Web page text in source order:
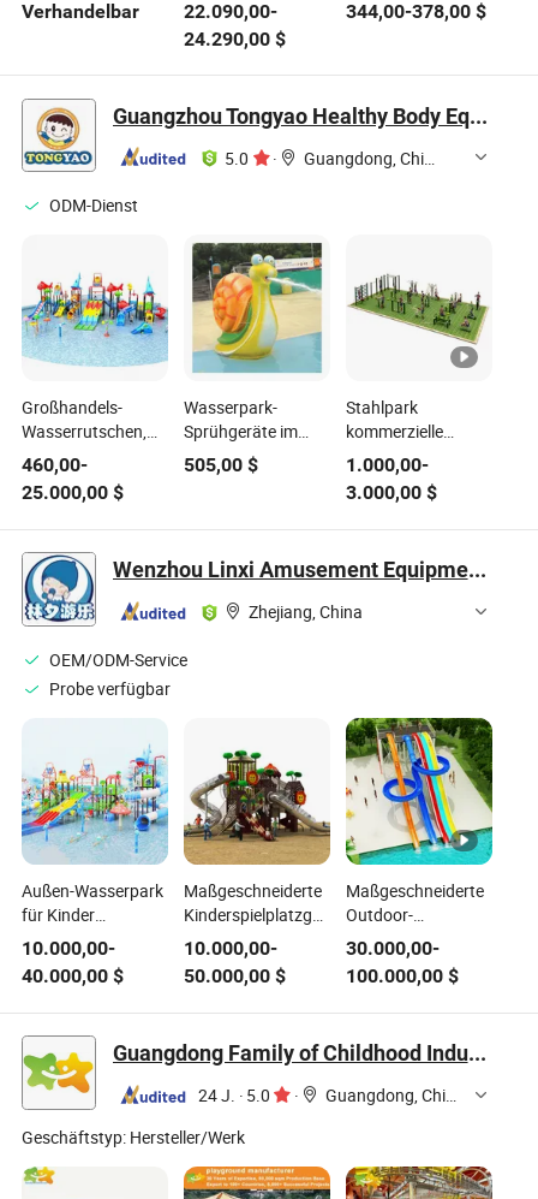
Kinder in Parks mit
Röhren
Verhandelbar
Spielplatz
Parkausstattung
22.090,00-
24.290,00$
und Schulen
344,00-378,00$
Guangzhou Tongyao Healthy Body Equipment Co., Ltd.
5.0 · Guangdong, China
ODM-Dienst
Großhandels-
Wasserrutschen,
kommerzielle
Wasserrutsche,
chinesische Fabrik,
Wasserpark-
Ausrüstungshersteller
mit EXW-
Handelsbedingungen
460,00-
25.000,00 $
Wasserpark-
Sprühgeräte im
Schwimmbad,
Fiberglas-
Sprühgerät
505,00$
Stahlpark
kommerzielle
Outdoor-
Fitnessgeräte
Sauerstoffbalken
Geräte zu
1.000,00-
3.000,00$
Wenzhou Linxi Amusement Equipment Co., Ltd.
Zhejiang, China
OEM/ODM-Service
Probe verfügbar
Außen-Wasserpark
für Kinder
Fiberglasrutsche
Spielplatzgeräte für
Erwachsene
Spielanpassung
10.000,00-
40.000,00 $
Maßgeschneiderte
Kinderspielplatzgeräte
für den
Außenbereich Park
Kunststoff
Edelstahl Rutsche
10.000,00-
50.000,00$
Maßgeschneiderte
Outdoor-
Erwachsenen-
Wasserpark- und
Indoor-Kinder-
Spielplatz-
Rutschen-
Ausrüstung
30.000,00-
100.000,00$
Guangdong Family of Childhood Industrial Co., Ltd.
24 J. · 5.0 ·
Guangdong, China
Geschäftstyp: Hersteller/Werk